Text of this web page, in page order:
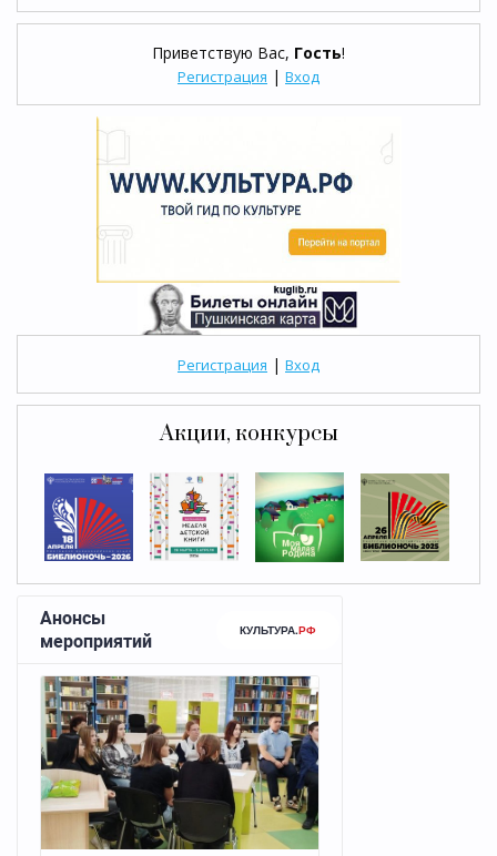
Приветствую Вас, Гость!
Регистрация | Вход
Регистрация | Вход
Акции, конкурсы